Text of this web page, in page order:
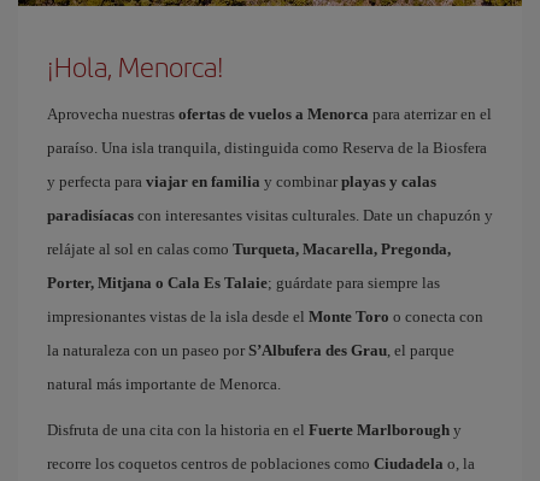
¡Hola, Menorca!
Aprovecha nuestras ofertas de vuelos a Menorca para aterrizar en el
paraíso. Una isla tranquila, distinguida como Reserva de la Biosfera
y perfecta para viajar en familia y combinar playas y calas
paradisíacas con interesantes visitas culturales. Date un chapuzón y
relájate al sol en calas como Turqueta, Macarella, Pregonda,
Porter, Mitjana o Cala Es Talaie; guárdate para siempre las
impresionantes vistas de la isla desde el Monte Toro o conecta con
la naturaleza con un paseo por S’Albufera des Grau, el parque
natural más importante de Menorca.
Disfruta de una cita con la historia en el Fuerte Marlborough y
recorre los coquetos centros de poblaciones como Ciudadela o, la